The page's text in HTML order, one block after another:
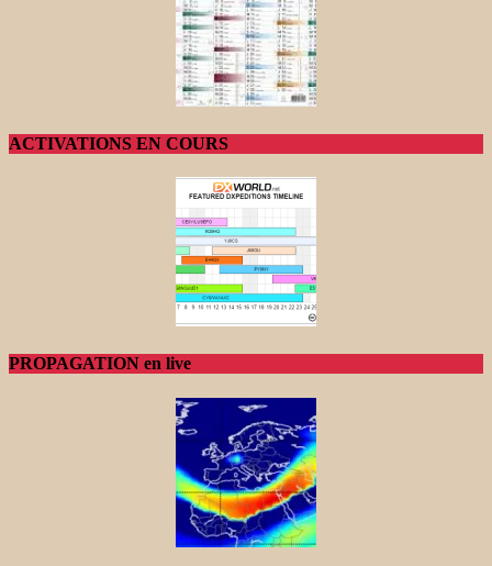
ACTIVATIONS EN COURS
PROPAGATION en live